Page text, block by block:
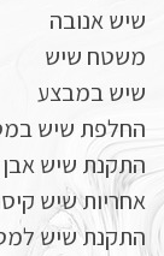
שיש אנובה
משטח שיש
שיש במבצע
החלפת שיש
התקנת שיש
אחריות שיש
התקנת שיש